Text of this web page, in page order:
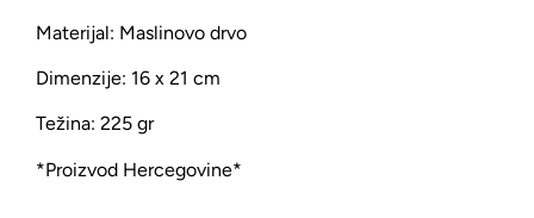
Materijal: Maslinovo drvo
Dimenzije: 16 x 21 cm
Težina: 225 gr
*Proizvod Hercegovine*